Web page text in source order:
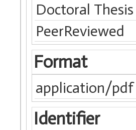
Doctoral Thesis
PeerReviewed
Format
application/pdf
Identifier